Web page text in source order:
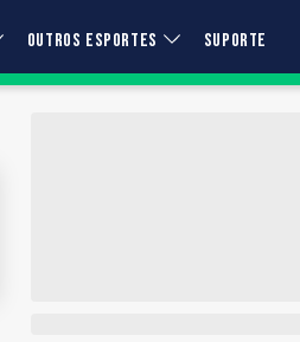
OUTROS ESPORTES SUPORTE